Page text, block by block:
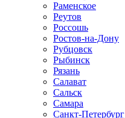
Раменское
Реутов
Россошь
Ростов-на-Дону
Рубцовск
Рыбинск
Рязань
Салават
Сальск
Самара
Санкт-Петербург